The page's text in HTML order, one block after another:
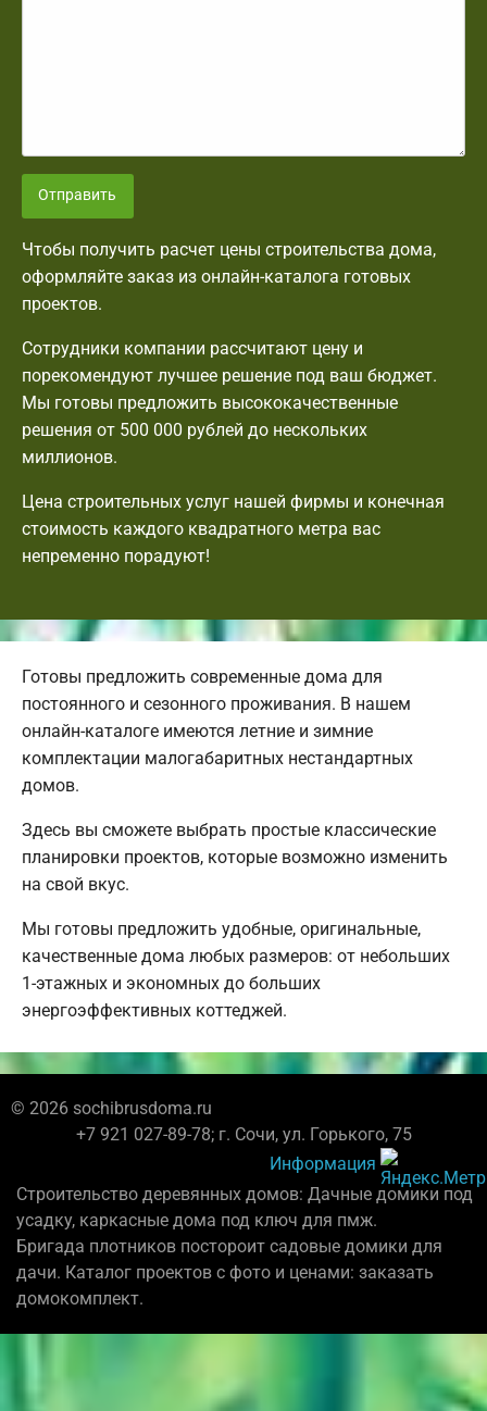
Отправить
Чтобы получить расчет цены строительства дома,
оформляйте заказ из онлайн-каталога готовых
проектов.
Сотрудники компании рассчитают цену и
порекомендуют лучшее решение под ваш бюджет.
Мы готовы предложить высококачественные
решения от 500 000 рублей до нескольких
миллионов.
Цена строительных услуг нашей фирмы и конечная
стоимость каждого квадратного метра вас
непременно порадуют!
Готовы предложить современные дома для
постоянного и сезонного проживания. В нашем
онлайн-каталоге имеются летние и зимние
комплектации малогабаритных нестандартных
домов.
Здесь вы сможете выбрать простые классические
планировки проектов, которые возможно изменить
на свой вкус.
Мы готовы предложить удобные, оригинальные,
качественные дома любых размеров: от небольших
1-этажных и экономных до больших
энергоэффективных коттеджей.
© 2026 sochibrusdoma.ru
+7 921 027-89-78; г. Сочи, ул. Горького, 75
Информация
Строительство деревянных домов: Дачные домики под
усадку, каркасные дома под ключ для пмж.
Бригада плотников постороит садовые домики для
дачи. Каталог проектов с фото и ценами: заказать
домокомплект.